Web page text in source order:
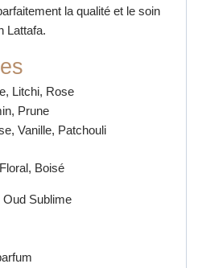
la qualité et le soin
Lattafa.
Litchi, Rose
Prune
Vanille, Patchouli
Boisé
Oud Sublime